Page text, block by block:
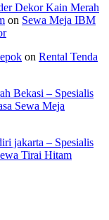
Dekor Kain Merah
on Sewa Meja IBM
on Rental Tenda
Bekasi – Spesialis
Sewa Meja
jakarta – Spesialis
Tirai Hitam